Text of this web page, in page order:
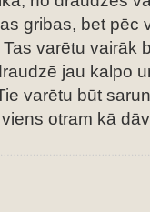
gribas, bet pēc
varētu vairāk
jau kalpo
varētu būt
otram kā